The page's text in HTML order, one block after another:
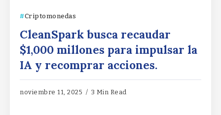
Criptomonedas
CleanSpark busca recaudar
$1,000 millones para impulsar la
IA y recomprar acciones.
noviembre 11, 2025 3 Min Read